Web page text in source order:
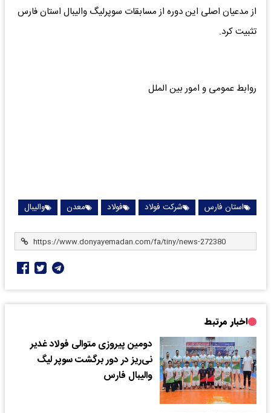
از مدعیان اصلی این دوره از مسابقات سوپرلیگ والیبال استان فارس
تثبیت کرد.
روابط عمومی و امور بین الملل
استان فارس شرکت فولاد فولاد معدن والیبال
اخبار مرتبط
دومین پیروزی متوالی فولاد غدیر
نی‌ریز در دور برگشت سوپر لیگ
والیبال فارس